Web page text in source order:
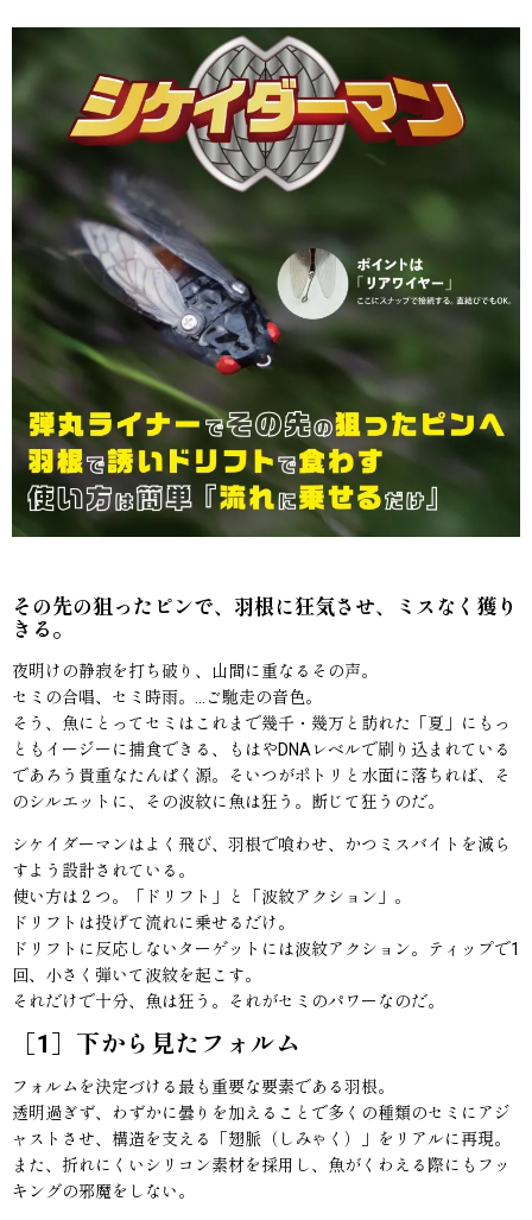
その先の狙ったピンで、羽根に狂気させ、ミスなく獲り
きる。
夜明けの静寂を打ち破り、山間に重なるその声。
セミの合唱、セミ時雨。…ご馳走の音色。
そう、魚にとってセミはこれまで幾千・幾万と訪れた「夏」にもっ
ともイージーに捕食できる、もはやDNAレベルで刷り込まれている
であろう貴重なたんぱく源。そいつがポトリと水面に落ちれば、そ
のシルエットに、その波紋に魚は狂う。断じて狂うのだ。
シケイダーマンはよく飛び、羽根で喰わせ、かつミスバイトを減ら
すよう設計されている。
使い方は２つ。「ドリフト」と「波紋アクション」。
ドリフトは投げて流れに乗せるだけ。
ドリフトに反応しないターゲットには波紋アクション。ティップで1
回、小さく弾いて波紋を起こす。
それだけで十分、魚は狂う。それがセミのパワーなのだ。
［1］下から見たフォルム
フォルムを決定づける最も重要な要素である羽根。
透明過ぎず、わずかに曇りを加えることで多くの種類のセミにアジ
ャストさせ、構造を支える「翅脈（しみゃく）」をリアルに再現。
また、折れにくいシリコン素材を採用し、魚がくわえる際にもフッ
キングの邪魔をしない。